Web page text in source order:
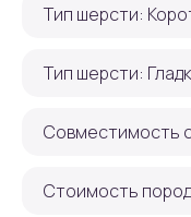
Тип шерсти:
Тип шерсти:
Совместимость
Стоимость